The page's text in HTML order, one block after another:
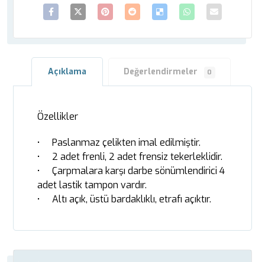
Açıklama Değerlendirmeler 0
Özellikler
• Paslanmaz çelikten imal edilmiştir.
• 2 adet frenli, 2 adet frensiz tekerleklidir.
• Çarpmalara karşı darbe sönümlendirici 4
adet lastik tampon vardır.
• Altı açık, üstü bardaklıklı, etrafı açıktır.